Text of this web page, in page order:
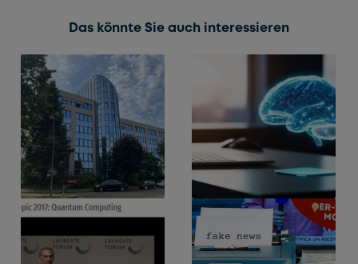
Das könnte Sie auch interessieren